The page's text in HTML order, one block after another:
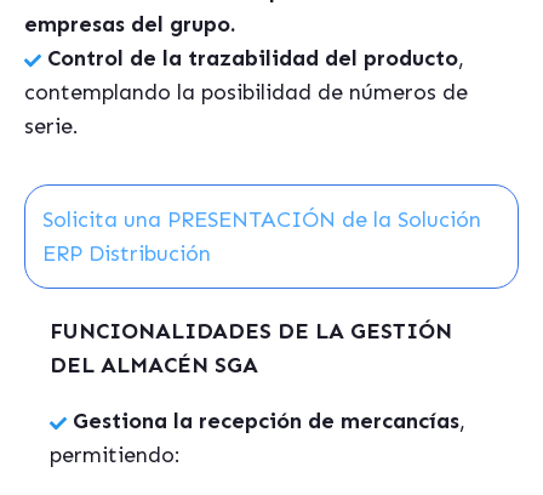
empresas del grupo.
Control de la trazabilidad del producto,
contemplando la posibilidad de números de
serie.
Solicita una PRESENTACIÓN de la Solución
ERP Distribución
FUNCIONALIDADES DE LA GESTIÓN
DEL ALMACÉN SGA
Gestiona la recepción de mercancías,
permitiendo: